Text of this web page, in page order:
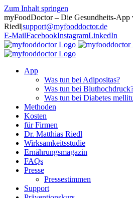
Zum Inhalt springen
myFoodDoctor – Die Gesundheits-App
Riedl|support@myfooddoctor.de
E-MailFacebookInstagramLinkedIn
App
Was tun bei Adipositas?
Was tun bei
Was tun bei Diabetes
Methoden
Kosten
für Firmen
Dr. Matthias Riedl
Wirksamkeitsstudie
Ernährungsmagazin
FAQs
Presse
Pressestimmen
Support